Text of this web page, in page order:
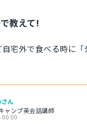
教えて!
宅外で食べる時に
ん
ャンプ英会話講師